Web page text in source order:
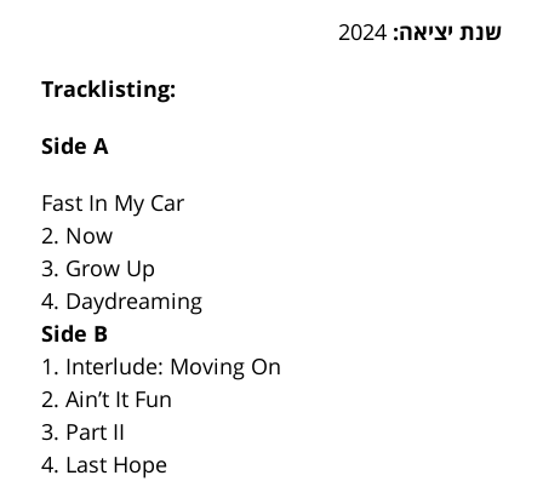
שנת יציאה:
Tracklisting:
Side A
Fast In My Car
2. Now
3. Grow Up
4. Daydreaming
Side B
1. Interlude: Moving On
2. Ain’t It Fun
3. Part II
4. Last Hope